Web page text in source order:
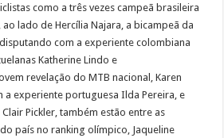
como a três vezes campeã brasileira
ao lado de Hercília Najara, a bicampeã da
com a experiente colombiana
Katherine Lindo e
revelação do MTB nacional, Karen
a experiente portuguesa Ilda Pereira, e
Clair Pickler, também estão entre as
país no ranking olímpico, Jaqueline